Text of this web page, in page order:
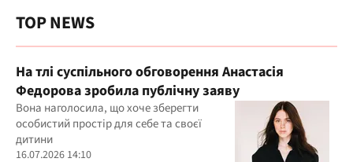
TOP NEWS
На тлі суспільного обговорення Анастасія
Федорова зробила публічну заяву
Вона наголосила, що хоче зберегти
особистий простір для себе та своєї
дитини
16.07.2026 14:10